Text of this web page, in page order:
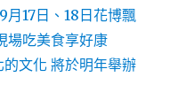
17日、18日花博飄
場吃美食享好康
文化 將於明年舉辦